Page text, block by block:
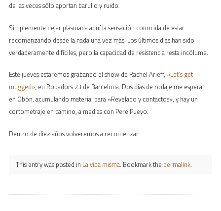
de las veces sólo aportan barullo y ruido.
Simplemente dejar plasmada aquí la sensación conocida de estar
recomenzando desde la nada una vez más. Los últimos días han sido
verdaderamente difíciles, pero la capacidad de resistencia resta incólume.
Este jueves estaremos grabando el show de Rachel Arieff, «Let’s get
mugged», en Robadors 23 de Barcelona. Dos días de rodaje me esperan
en Obón, acumulando material para «Revelado y contactos», y hay un
cortometraje en camino, a medias con Pere Pueyo.
Dentro de diez años volveremos a recomenzar.
This entry was posted in La vida misma. Bookmark the permalink.